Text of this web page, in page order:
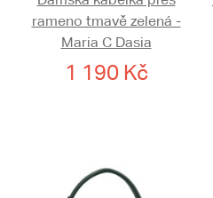
rameno tmavě zelená -
Maria C Dasia
1 190 Kč